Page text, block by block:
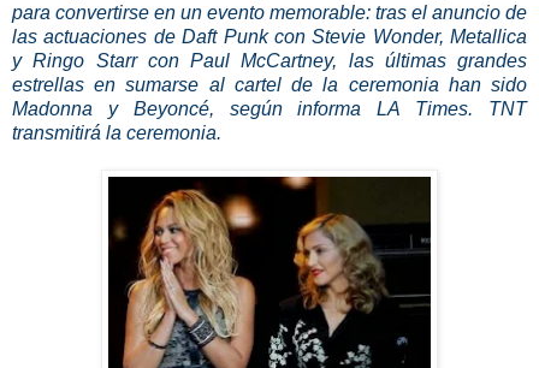
para convertirse en un evento memorable: tras el anuncio de
las actuaciones de Daft Punk con Stevie Wonder, Metallica
y Ringo Starr con Paul McCartney, las últimas grandes
estrellas en sumarse al cartel de la ceremonia han sido
Madonna y Beyoncé, según informa LA Times. TNT
transmitirá la ceremonia.